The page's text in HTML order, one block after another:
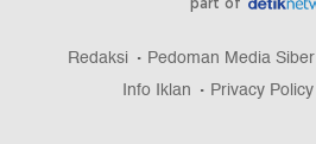
Redaksi Pedoman Media Siber
Info Iklan
Privacy Policy